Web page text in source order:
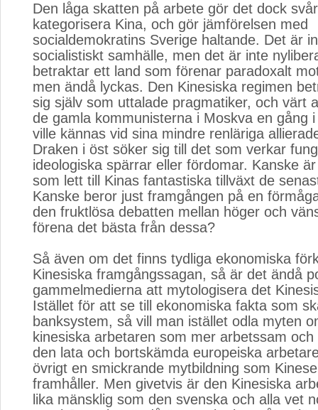
Den låga skatten på arbete gör det dock
kategorisera Kina, och gör jämförelsen med
socialdemokratins Sverige haltande. Det är
socialistiskt samhälle, men det är inte
betraktar ett land som förenar paradoxalt
men ändå lyckas. Den Kinesiska regimen
sig själv som uttalade pragmatiker, och värt
de gamla kommunisterna i Moskva en gång
ville kännas vid sina mindre renläriga
Draken i öst söker sig till det som verkar
ideologiska spärrar eller fördomar. Kanske
som lett till Kinas fantastiska tillväxt de
Kanske beror just framgången på en
den fruktlösa debatten mellan höger och
förena det bästa från dessa?
Så även om det finns tydliga ekonomiska
Kinesiska framgångssagan, så är det ändå
gammelmedierna att mytologisera det
Istället för att se till ekonomiska fakta som
banksystem, så vill man istället odla myten
kinesiska arbetaren som mer arbetssam
den lata och bortskämda europeiska
övrigt en smickrande mytbildning som
framhåller. Men givetvis är den Kinesiska
lika mänsklig som den svenska och alla vet